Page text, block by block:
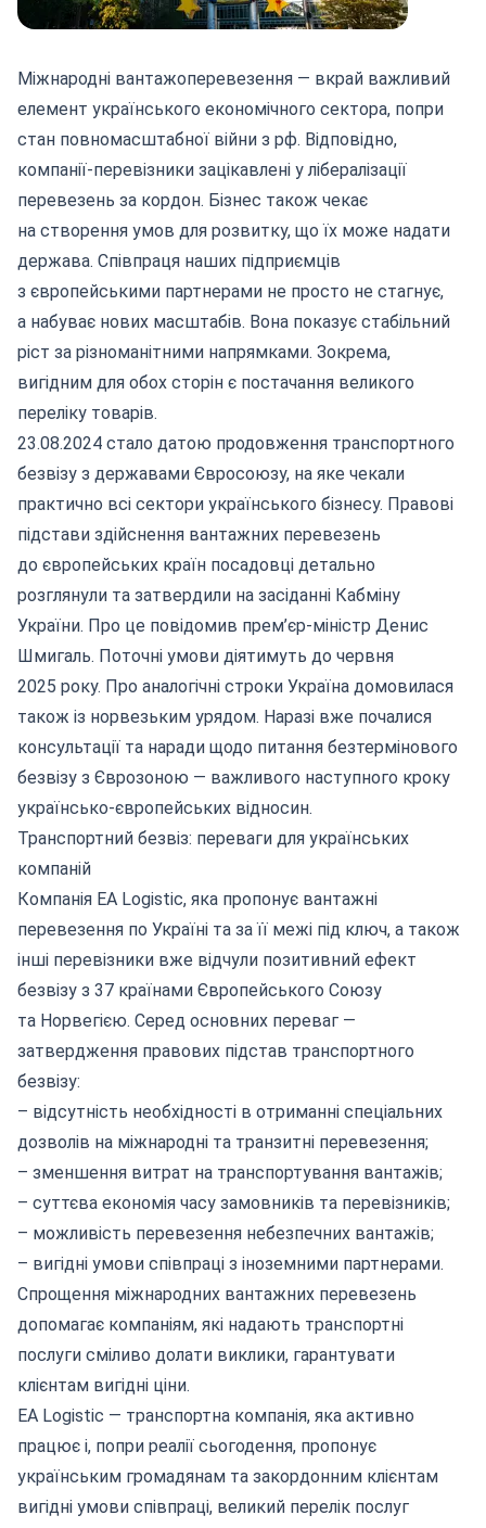
Міжнародні вантажоперевезення — вкрай важливий
елемент українського економічного сектора, попри
стан повномасштабної війни з рф. Відповідно,
компанії-перевізники зацікавлені у лібералізації
перевезень за кордон. Бізнес також чекає
на створення умов для розвитку, що їх може надати
держава. Співпраця наших підприємців
з європейськими партнерами не просто не стагнує,
а набуває нових масштабів. Вона показує стабільний
ріст за різноманітними напрямками. Зокрема,
вигідним для обох сторін є постачання великого
переліку товарів.
23.08.2024 стало датою продовження транспортного
безвізу з державами Євросоюзу, на яке чекали
практично всі сектори українського бізнесу. Правові
підстави здійснення вантажних перевезень
до європейських країн посадовці детально
розглянули та затвердили на засіданні Кабміну
України. Про це повідомив прем’єр-міністр Денис
Шмигаль. Поточні умови діятимуть до червня
2025 року. Про аналогічні строки Україна домовилася
також із норвезьким урядом. Наразі вже почалися
консультації та наради щодо питання безтермінового
безвізу з Єврозоною — важливого наступного кроку
українсько-європейських відносин.
Транспортний безвіз: переваги для українських
компаній
Компанія EA Logistic, яка пропонує вантажні
перевезення по Україні та за її межі під ключ, а також
інші перевізники вже відчули позитивний ефект
безвізу з 37 країнами Європейського Союзу
та Норвегією. Серед основних переваг —
затвердження правових підстав транспортного
безвізу:
– відсутність необхідності в отриманні спеціальних
дозволів на міжнародні та транзитні перевезення;
– зменшення витрат на транспортування вантажів;
– суттєва економія часу замовників та перевізників;
– можливість перевезення небезпечних вантажів;
– вигідні умови співпраці з іноземними партнерами.
Спрощення міжнародних вантажних перевезень
допомагає компаніям, які надають транспортні
послуги сміливо долати виклики, гарантувати
клієнтам вигідні ціни.
EA Logistic — транспортна компанія, яка активно
працює і, попри реалії сьогодення, пропонує
українським громадянам та закордонним клієнтам
вигідні умови співпраці, великий перелік послуг